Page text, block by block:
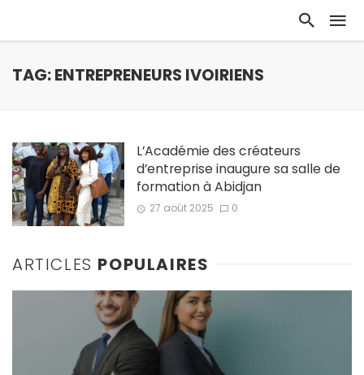
TAG: ENTREPRENEURS IVOIRIENS
L’Académie des créateurs
d’entreprise inaugure sa salle de
formation à Abidjan
27 août 2025 0
ARTICLES POPULAIRES